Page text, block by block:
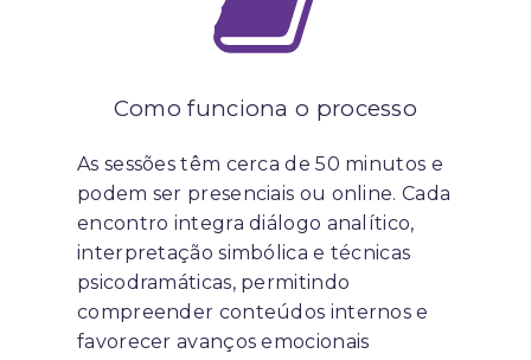
Como funciona o processo
As sessões têm cerca de 50 minutos e
podem ser presenciais ou online. Cada
encontro integra diálogo analítico,
interpretação simbólica e técnicas
psicodramáticas, permitindo
compreender conteúdos internos e
favorecer avanços emocionais